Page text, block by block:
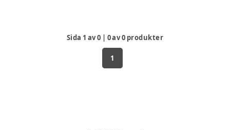
Sida 1 av0 | 0av0 produkter
1